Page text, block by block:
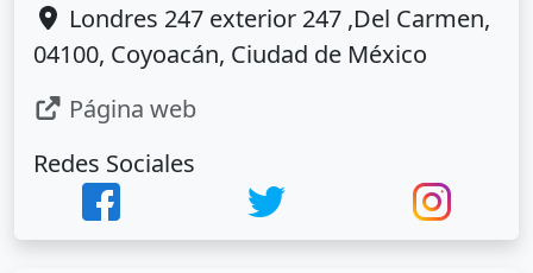
Londres 247 exterior 247 ,Del Carmen,
04100, Coyoacán, Ciudad de México
Página web
Redes Sociales